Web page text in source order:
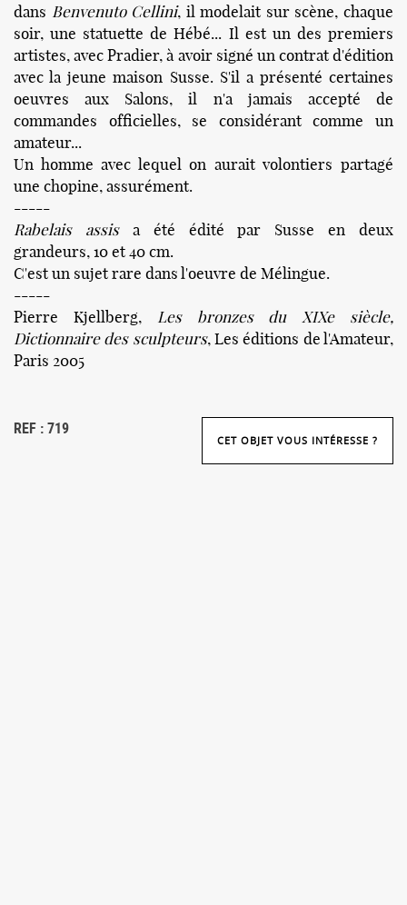
dans Benvenuto Cellini, il modelait sur scène, chaque
soir, une statuette de Hébé... Il est un des premiers
artistes, avec Pradier, à avoir signé un contrat d'édition
avec la jeune maison Susse. S'il a présenté certaines
oeuvres aux Salons, il n'a jamais accepté de
commandes officielles, se considérant comme un
amateur...
Un homme avec lequel on aurait volontiers partagé
une chopine, assurément.
-----
Rabelais assisa été édité par Susse en deux
grandeurs, 10 et 40 cm.
C'est un sujet rare dans l'oeuvre de Mélingue.
-----
Pierre Kjellberg,
Les bronzes du XIXe siècle,
Dictionnaire des sculpteurs, Les éditions de l'Amateur,
Paris 2005
REF : 719
CET OBJET VOUS INTÉRESSE ?